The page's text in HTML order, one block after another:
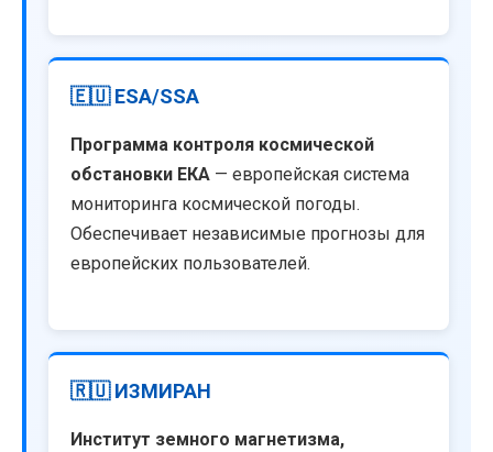
🇪🇺 ESA/SSA
Программа контроля космической
обстановки ЕКА — европейская система
мониторинга космической погоды.
Обеспечивает независимые прогнозы для
европейских пользователей.
🇷🇺 ИЗМИРАН
Институт земного магнетизма,